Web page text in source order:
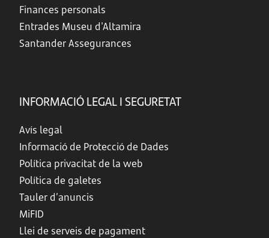
Finances personals
Entrades Museu d'Altamira
Santander Assegurances
INFORMACIÓ LEGAL I SEGURETAT
Avís legal
Informació de Protecció de Dades
Política privacitat de la web
Política de galetes
Tauler d’anuncis
MiFID
Llei de serveis de pagament